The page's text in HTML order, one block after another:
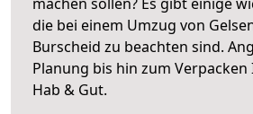
die bei einem Umzug von
Burscheid zu beachten sind.
Planung bis hin zum
Hab & Gut.